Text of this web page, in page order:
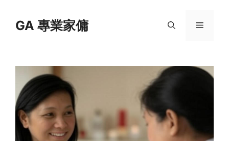
contentGA 專業家傭 Menu